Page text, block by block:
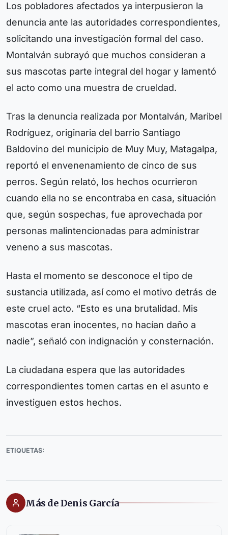
Los pobladores afectados ya interpusieron la
denuncia ante las autoridades correspondientes,
solicitando una investigación formal del caso.
Montalván subrayó que muchos consideran a
sus mascotas parte integral del hogar y lamentó
el acto como una muestra de crueldad.
Tras la denuncia realizada por Montalván, Maribel
Rodríguez, originaria del barrio Santiago
Baldovino del municipio de Muy Muy, Matagalpa,
reportó el envenenamiento de cinco de sus
perros. Según relató, los hechos ocurrieron
cuando ella no se encontraba en casa, situación
que, según sospechas, fue aprovechada por
personas malintencionadas para administrar
veneno a sus mascotas.
Hasta el momento se desconoce el tipo de
sustancia utilizada, así como el motivo detrás de
este cruel acto. “Esto es una brutalidad. Mis
mascotas eran inocentes, no hacían daño a
nadie”, señaló con indignación y consternación.
La ciudadana espera que las autoridades
correspondientes tomen cartas en el asunto e
investiguen estos hechos.
ETIQUETAS:
Más de Denis García